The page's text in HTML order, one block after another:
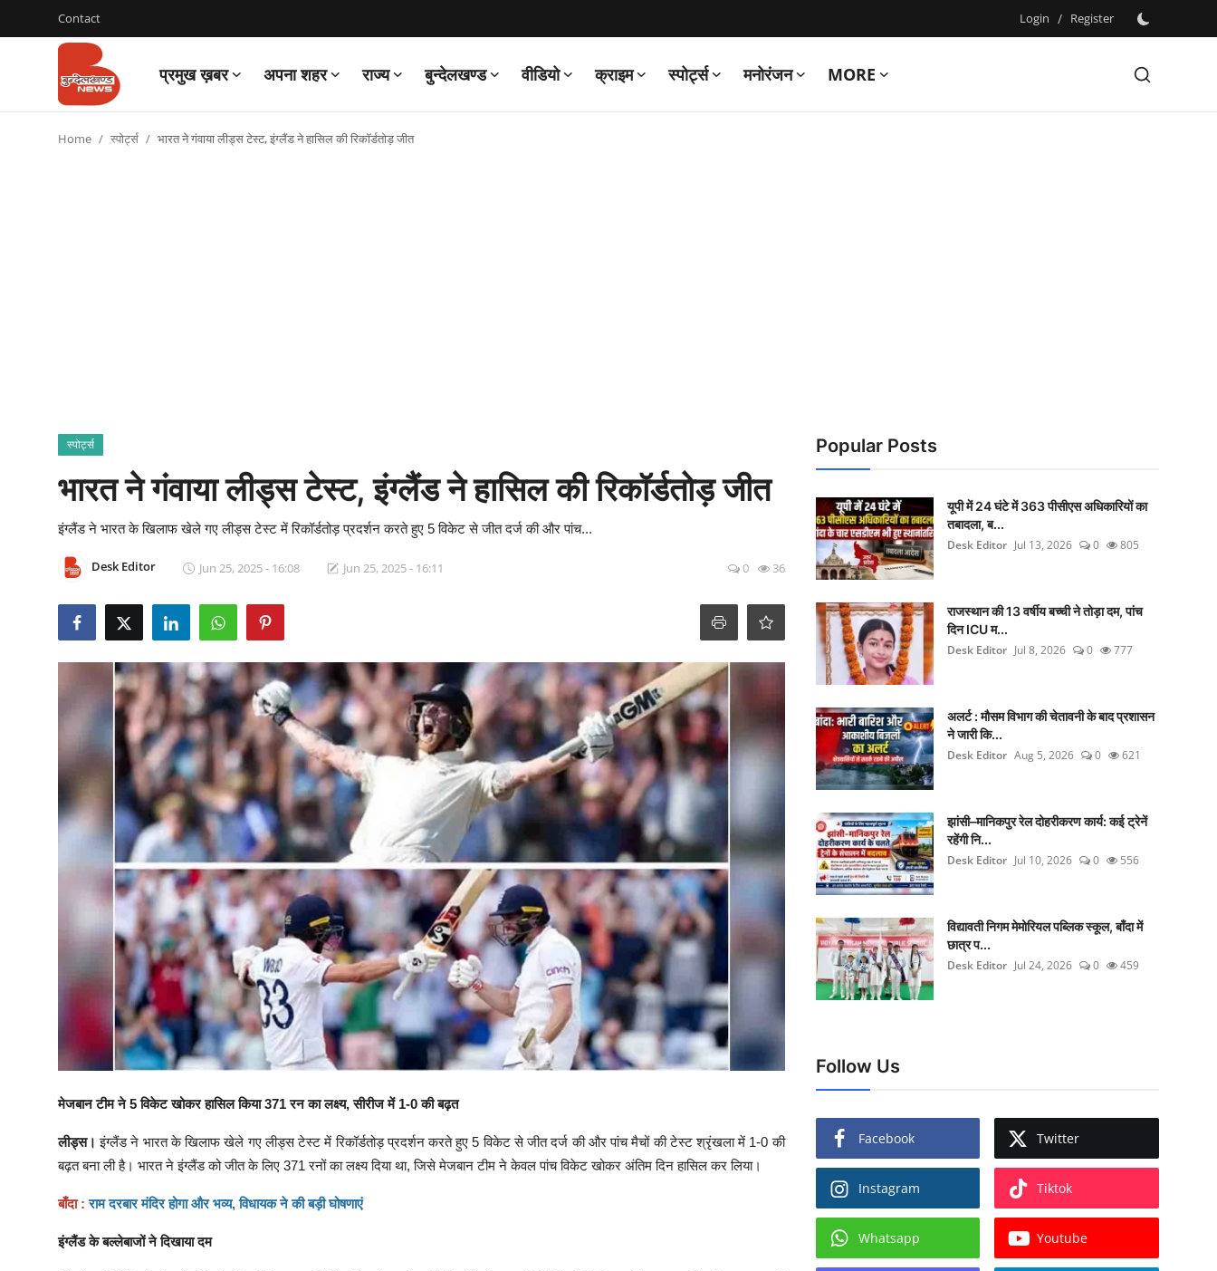
Contact Login / Register
प्रमुख ख़बर अपना शहर राज्य बुन्देलखण्ड वीडियो क्राइम स्पोर्ट्स मनोरंजन MORE
Login
Home स्पोर्ट्स भारत ने गंवाया लीड्स टेस्ट, इंग्लैंड ने हासिल की रिकॉर्डतोड़ जीत
स्पोर्ट्स
भारत ने गंवाया लीड्स टेस्ट, इंग्लैंड ने हासिल की रिकॉर्डतोड़ जीत
इंग्लैंड ने भारत के खिलाफ खेले गए लीड्स टेस्ट में रिकॉर्डतोड़ प्रदर्शन करते हुए 5 विकेट से जीत दर्ज की और पांच...
Desk Editor Jun 25, 2025 - 16:08 Jun 25, 2025 - 16:11 0 36
मेजबान टीम ने 5 विकेट खोकर हासिल किया 371 रन का लक्ष्य, सीरीज में 1-0 की बढ़त
लीड्स।इंग्लैंड ने भारत के खिलाफ खेले गए लीड्स टेस्ट में रिकॉर्डतोड़ प्रदर्शन करते हुए 5 विकेट से जीत दर्ज की और पांच मैचों की टेस्ट श्रृंखला में 1-0 की
बढ़त बना ली है। भारत ने इंग्लैंड को जीत के लिए 371 रनों का लक्ष्य दिया था, जिसे मेजबान टीम ने केवल पांच विकेट खोकर अंतिम दिन हासिल कर लिया।
बाँदा :राम दरबार मंदिर होगा और भव्य, विधायक ने की बड़ी घोषणाएं
इंग्लैंड के बल्लेबाजों ने दिखाया दम
Popular Posts
यूपी में 24 घंटे में 363 पीसीएस अधिकारियों का
तबादला, ब...
Desk Editor Jul 13, 2026 0 805
राजस्थान की 13 वर्षीय बच्ची ने तोड़ा दम, पांच
दिन ICU म...
Desk Editor Jul 8, 2026 0 777
अलर्ट : मौसम विभाग की चेतावनी के बाद प्रशासन
ने जारी कि...
Desk Editor Aug 5, 2026 0 621
झांसी–मानिकपुर रेल दोहरीकरण कार्य: कई ट्रेनें
रहेंगी नि...
Desk Editor Jul 10, 2026 0 556
विद्यावती निगम मेमोरियल पब्लिक स्कूल, बाँदा में
छात्र प...
Desk Editor Jul 24, 2026 0 459
Follow Us
Facebook Twitter
Instagram Tiktok
Whatsapp Youtube